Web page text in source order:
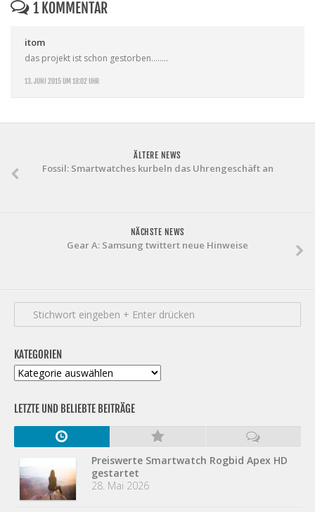
1 KOMMENTAR
itom
13. JUNI 2015 UM 18:02 UHR
das projekt ist schon gestorben……..
ÄLTERE NEWS
Fossil: Smartwatches kurbeln das Uhrengeschäft an
NÄCHSTE NEWS
Gear A: Samsung twittert neue Hinweise
KATEGORIEN
Kategorien
LETZTE UND BELIEBTE BEITRÄGE
Preiswerte Smartwatch Rogbid Apex HD
gestartet
28. Mai 2026